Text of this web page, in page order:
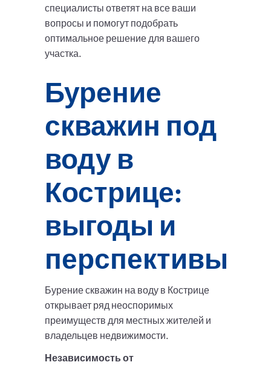
специалисты ответят на все ваши
вопросы и помогут подобрать
оптимальное решение для вашего
участка.
Бурение
скважин под
воду в
Кострице:
выгоды и
перспективы
Бурение скважин на воду в Кострице
открывает ряд неоспоримых
преимуществ для местных жителей и
владельцев недвижимости.
Независимость от